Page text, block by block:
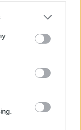
του για το
μετά την
τον στρατό